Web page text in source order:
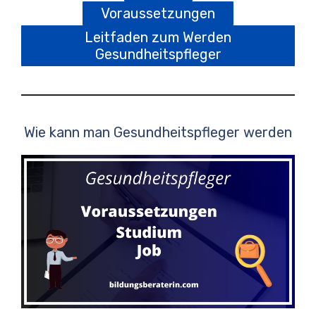
Voraussetzungen
Leitfaden zum Werden
Gesundheitspfleger
Wie kann man Gesundheitspfleger werden